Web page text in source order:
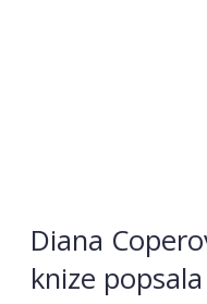
Diana
knize